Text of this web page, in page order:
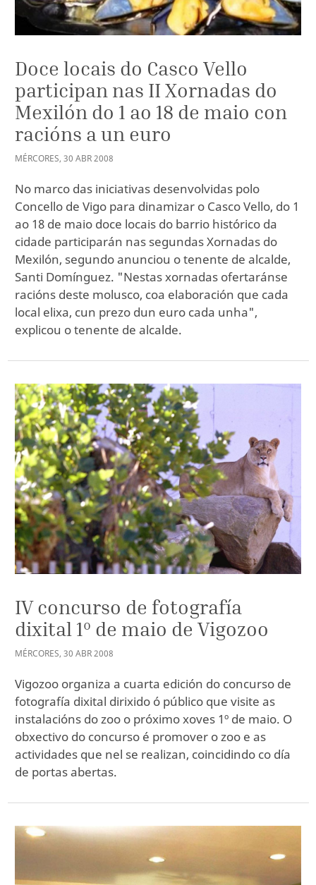
Doce locais do Casco Vello
participan nas II Xornadas do
Mexilón do 1 ao 18 de maio con
racións a un euro
MÉRCORES, 30 ABR2008
No marco das iniciativas desenvolvidas polo
Concello de Vigo para dinamizar o Casco Vello, do 1
ao 18 de maio doce locais do barrio histórico da
cidade participarán nas segundas Xornadas do
Mexilón, segundo anunciou o tenente de alcalde,
Santi Domínguez. "Nestas xornadas ofertaránse
racións deste molusco, coa elaboración que cada
local elixa, cun prezo dun euro cada unha",
explicou o tenente de alcalde.
IV concurso de fotografía
dixital 1º de maio de Vigozoo
MÉRCORES, 30 ABR2008
Vigozoo organiza a cuarta edición do concurso de
fotografía dixital dirixido ó público que visite as
instalacións do zoo o próximo xoves 1º de maio. O
obxectivo do concurso é promover o zoo e as
actividades que nel se realizan, coincidindo co día
de portas abertas.